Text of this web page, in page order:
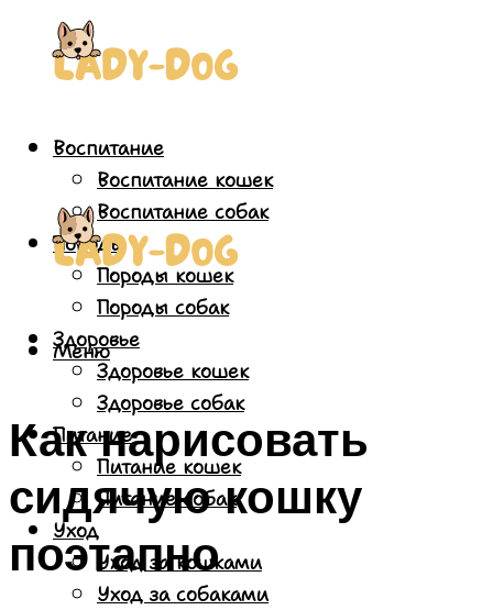
Воспитание
Воспитание кошек
Воспитание собак
Породы
Породы кошек
Породы собак
Здоровье
Здоровье кошек
Здоровье собак
Питание
Питание кошек
Питание собак
Уход
Уход за кошками
Уход за собаками
Меню
Как нарисовать
сидячую кошку
поэтапно